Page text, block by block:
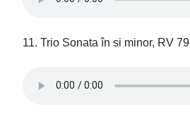
11. Trio Sonata în si minor, RV 79